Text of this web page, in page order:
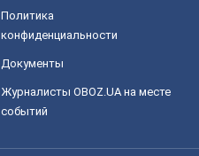
Политика
конфиденциальности
Документы
Журналисты OBOZ.UA на месте
событий